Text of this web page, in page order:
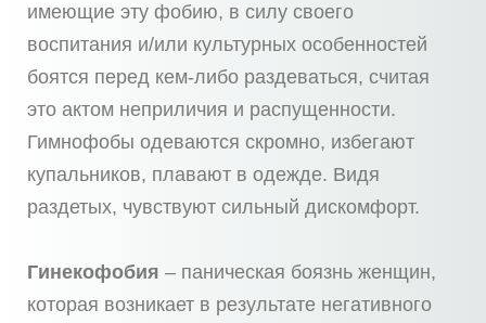
имеющие эту фобию, в силу своего
воспитания и/или культурных особенностей
боятся перед кем-либо раздеваться, считая
это актом неприличия и распущенности.
Гимнофобы одеваются скромно, избегают
купальников, плавают в одежде. Видя
раздетых, чувствуют сильный дискомфорт.
Гинекофобия – паническая боязнь женщин,
которая возникает в результате негативного